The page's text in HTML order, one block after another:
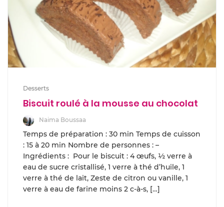
Desserts
Biscuit roulé à la mousse au chocolat
Naima Boussaa
Temps de préparation : 30 min Temps de cuisson
: 15 à 20 min Nombre de personnes : –
Ingrédients : Pour le biscuit : 4 œufs, ½ verre à
eau de sucre cristallisé, 1 verre à thé d’huile, 1
verre à thé de lait, Zeste de citron ou vanille, 1
verre à eau de farine moins 2 c-à-s, […]